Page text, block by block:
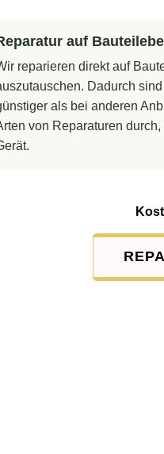
auf
reparieren direkt auf
Dadurch
als bei anderen
von Reparaturen